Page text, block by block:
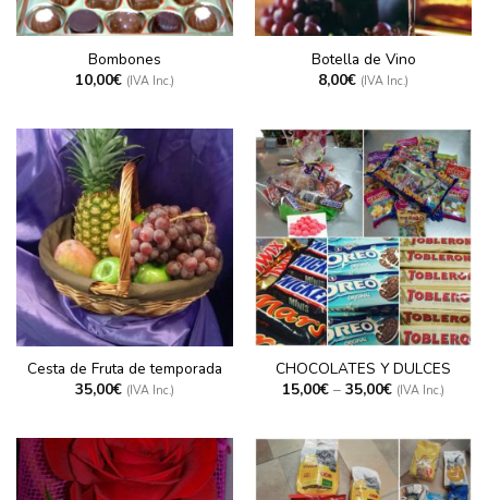
Bombones
10,00€ (IVA Inc.)
Botella de Vino
8,00€ (IVA Inc.)
Cesta de Fruta de temporada
35,00€ (IVA Inc.)
CHOCOLATES Y DULCES
15,00€ – 35,00€ (IVA Inc.)